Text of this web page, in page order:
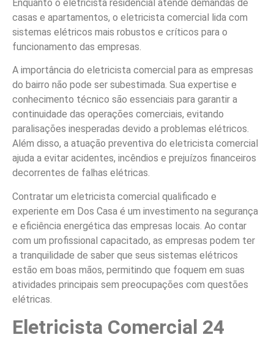
Enquanto o eletricista residencial atende demandas de
casas e apartamentos, o eletricista comercial lida com
sistemas elétricos mais robustos e críticos para o
funcionamento das empresas.
A importância do eletricista comercial para as empresas
do bairro não pode ser subestimada. Sua expertise e
conhecimento técnico são essenciais para garantir a
continuidade das operações comerciais, evitando
paralisações inesperadas devido a problemas elétricos.
Além disso, a atuação preventiva do eletricista comercial
ajuda a evitar acidentes, incêndios e prejuízos financeiros
decorrentes de falhas elétricas.
Contratar um eletricista comercial qualificado e
experiente em Dos Casa é um investimento na segurança
e eficiência energética das empresas locais. Ao contar
com um profissional capacitado, as empresas podem ter
a tranquilidade de saber que seus sistemas elétricos
estão em boas mãos, permitindo que foquem em suas
atividades principais sem preocupações com questões
elétricas.
Eletricista Comercial 24